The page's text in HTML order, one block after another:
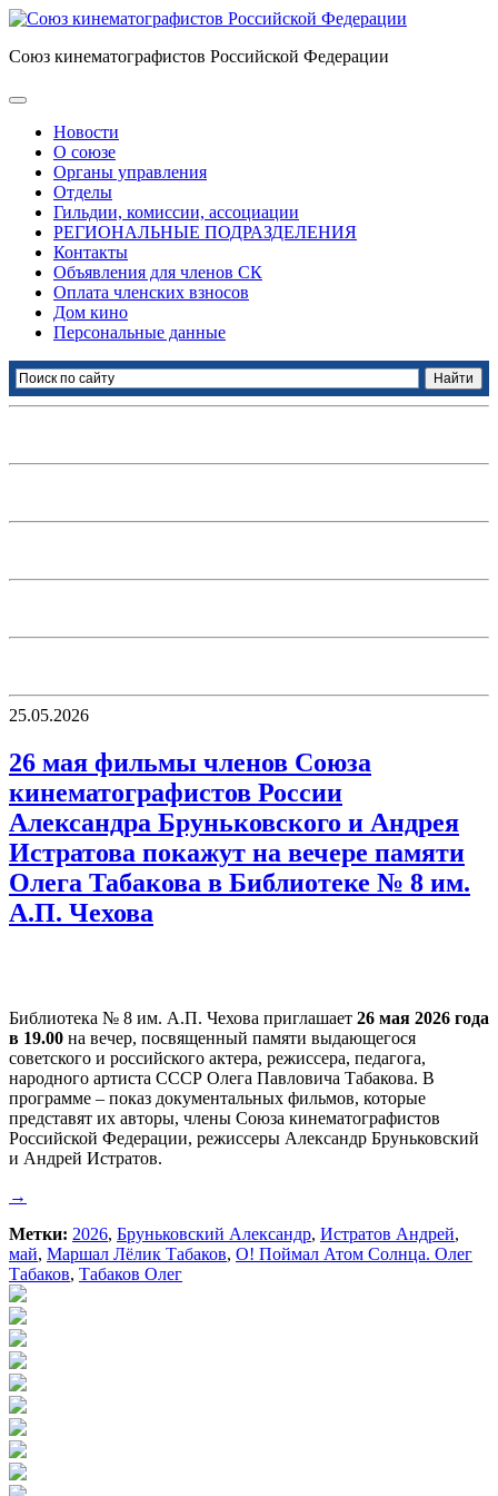
Союз кинематографистов Российской Федерации
Новости
О союзе
Органы управления
Отделы
Гильдии, комиссии, ассоциации
РЕГИОНАЛЬНЫЕ ПОДРАЗДЕЛЕНИЯ
Контакты
Объявления для членов СК
Оплата членских взносов
Дом кино
Персональные данные
25.05.2026
26 мая фильмы членов Союза
кинематографистов России
Александра Бруньковского и Андрея
Истратова покажут на вечере памяти
Олега Табакова в Библиотеке № 8 им.
А.П. Чехова
Библиотека № 8 им. А.П. Чехова приглашает 26 мая 2026 года
в 19.00 на вечер, посвященный памяти выдающегося
советского и российского актера, режиссера, педагога,
народного артиста СССР Олега Павловича Табакова. В
программе – показ документальных фильмов, которые
представят их авторы, члены Союза кинематографистов
Российской Федерации, режиссеры Александр Бруньковский
и Андрей Истратов.
→
Метки: 2026, Бруньковский Александр, Истратов Андрей,
май, Маршал Лёлик Табаков, О! Поймал Атом Солнца. Олег
Табаков, Табаков Олег